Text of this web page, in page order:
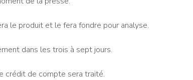
le produit et le fera fondre pour analyse.
dans les trois à sept jours.
crédit de compte sera traité.